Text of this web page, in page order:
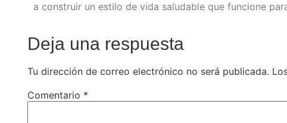
a construir un estilo de vida saludable que funcione
Deja una respuesta
Tu dirección de correo electrónico no será publicada.
Comentario *